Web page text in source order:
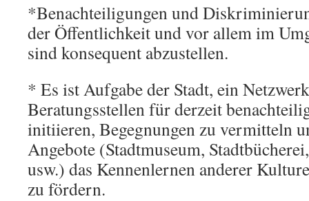
*Benachteiligungen und
der Öffentlichkeit und vor allem im
sind konsequent abzustellen.
* Es ist Aufgabe der Stadt, ein
Beratungsstellen für derzeit
initiieren, Begegnungen zu vermitteln
Angebote (Stadtmuseum,
usw.) das Kennenlernen anderer
zu fördern.